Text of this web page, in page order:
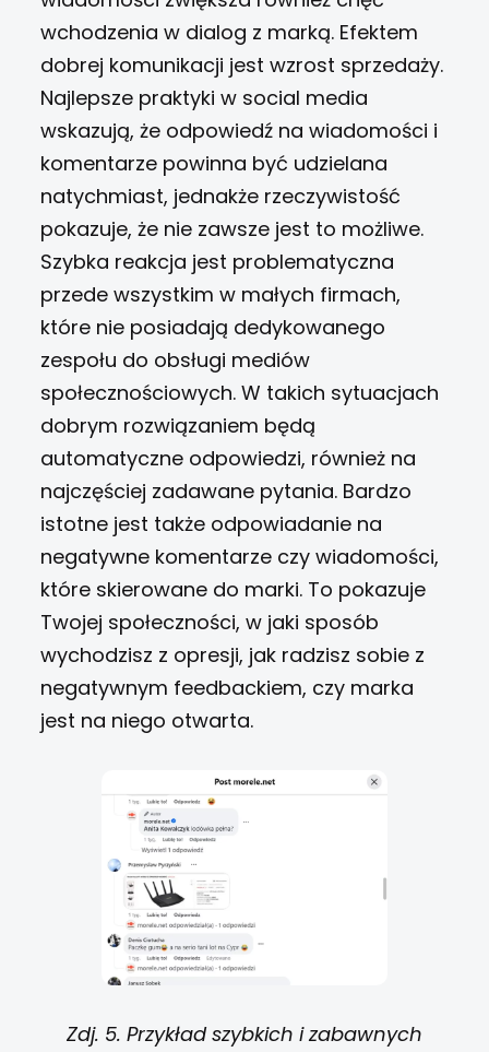
wchodzenia w dialog z marką. Efektem
dobrej komunikacji jest wzrost sprzedaży.
Najlepsze praktyki w social media
wskazują, że odpowiedź na wiadomości i
komentarze powinna być udzielana
natychmiast, jednakże rzeczywistość
pokazuje, że nie zawsze jest to możliwe.
Szybka reakcja jest problematyczna
przede wszystkim w małych firmach,
które nie posiadają dedykowanego
zespołu do obsługi mediów
społecznościowych. W takich sytuacjach
dobrym rozwiązaniem będą
automatyczne odpowiedzi, również na
najczęściej zadawane pytania. Bardzo
istotne jest także odpowiadanie na
negatywne komentarze czy wiadomości,
które skierowane do marki. To pokazuje
Twojej społeczności, w jaki sposób
wychodzisz z opresji, jak radzisz sobie z
negatywnym feedbackiem, czy marka
jest na niego otwarta.
Zdj. 5. Przykład szybkich i zabawnych